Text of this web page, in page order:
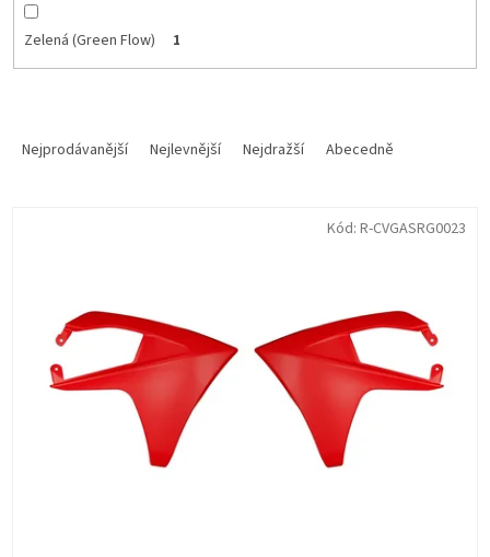
Zelená (Green Flow) 1
Nejprodávanější Nejlevnější Nejdražší Abecedně
Kód: R-CVGASRG0023